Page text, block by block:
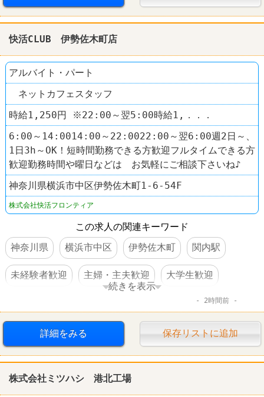
快活CLUB 伊勢佐木町店
アルバイト・パート
ネットカフェスタッフ
時給1,250円 ※22:00～翌5:00時給1,．．．
6:00～14:0014:00～22:0022:00～翌6:00週2日～、
1日3h～OK！短時間勤務できる方歓迎フルタイムできる方
歓迎勤務時間や曜日などは お気軽にご相談下さいね♪
神奈川県横浜市中区伊勢佐木町1-6-54F
株式会社快活フロンティア
この求人の関連キーワード
神奈川県
横浜市中区 伊勢佐木町 関内駅
未経験者歓迎 主婦・主夫歓迎 大学生歓迎
駅チカ
漫画喫茶 快活CLUB
続きを表示
2時間前
詳細をみる 保存リストに追加
株式会社ミツハシ 港北工場